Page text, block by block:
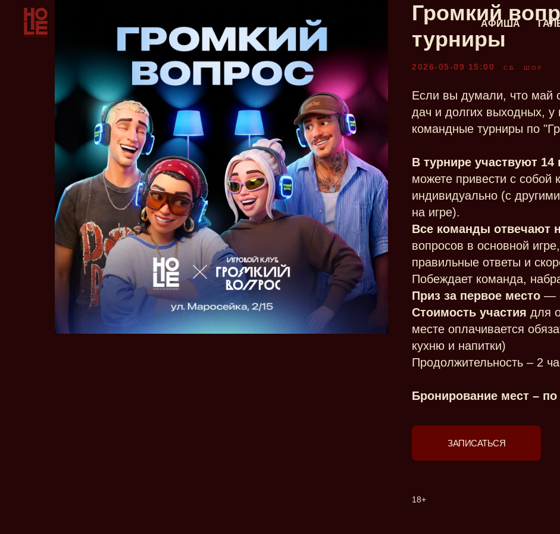
АФИША
Громкий
турниры
2026-05-09 15:00 СБ ШОУ
Если вы думали, что май
дач и долгих выходных,
командные турниры по
В турнире участвуют
можете привести с собой
индивидуально (с
на игре).
Все команды отвечают
вопросов в основной
правильные ответы и
Побеждает команда,
Приз за первое место —
Стоимость участия для
месте оплачивается
кухню и напитки)
Продолжительность – 2
Бронирование мест –
ЗАПИСАТЬСЯ
18+